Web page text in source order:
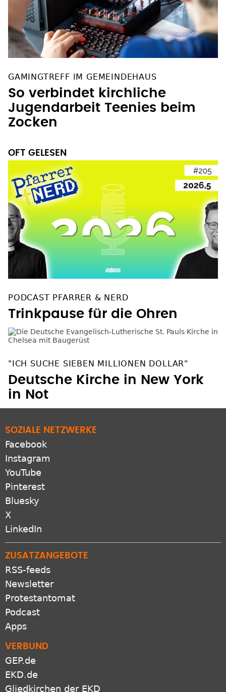
GAMINGTREFF IM GEMEINDEHAUS
So verbindet kirchliche
Jugendarbeit Teenies beim
Zocken
OFT GELESEN
PODCAST PFARRER & NERD
Trinkpause für die Ohren
"ICH SUCHE SIEBEN MILLIONEN DOLLAR"
Deutsche Kirche in New York
in Not
SOZIALE NETZWERKE
Facebook
Instagram
YouTube
Pinterest
Bluesky
X
LinkedIn
ZUSATZANGEBOTE
RSS-feeds
Newsletter
Protestantomat
Podcast
Apps
VERBUND
GEP.de
EKD.de
Gliedkirchen der EKD